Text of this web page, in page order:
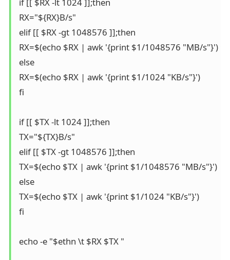
if [[ $RX -lt 1024 ]];then
RX="${RX}B/s"
elif [[ $RX -gt 1048576 ]];then
RX=$(echo $RX | awk '{print $1/1048576 "MB/s"}')
else
RX=$(echo $RX | awk '{print $1/1024 "KB/s"}')
fi
if [[ $TX -lt 1024 ]];then
TX="${TX}B/s"
elif [[ $TX -gt 1048576 ]];then
TX=$(echo $TX | awk '{print $1/1048576 "MB/s"}')
else
TX=$(echo $TX | awk '{print $1/1024 "KB/s"}')
fi
echo -e "$ethn \t $RX $TX "